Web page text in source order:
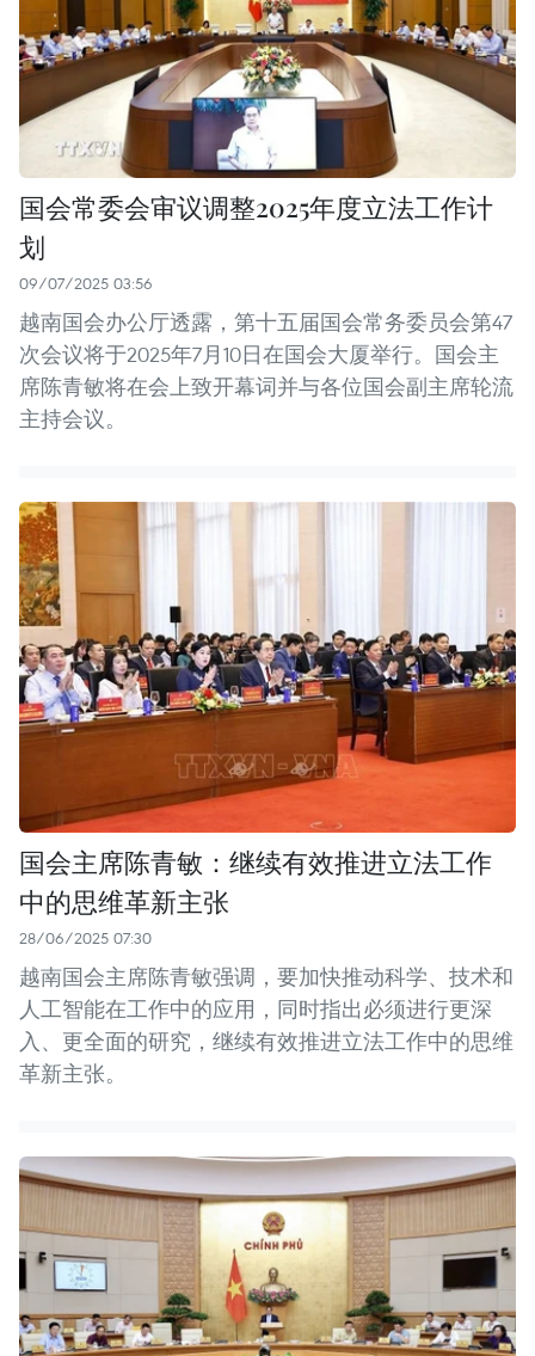
国会常委会审议调整2025年度立法工作计
划
09/07/2025 03:56
越南国会办公厅透露，第十五届国会常务委员会第47
次会议将于2025年7月10日在国会大厦举行。国会主
席陈青敏将在会上致开幕词并与各位国会副主席轮流
主持会议。
国会主席陈青敏：继续有效推进立法工作
中的思维革新主张
28/06/2025 07:30
越南国会主席陈青敏强调，要加快推动科学、技术和
人工智能在工作中的应用，同时指出必须进行更深
入、更全面的研究，继续有效推进立法工作中的思维
革新主张。